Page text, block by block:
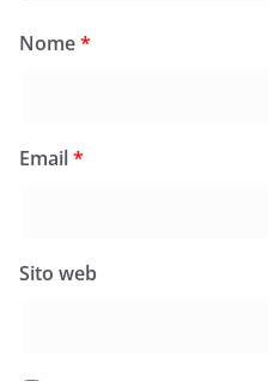
Nome*
Email*
Sito web